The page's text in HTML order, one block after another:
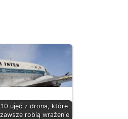
10 ujęć z drona, które
zawsze robią wrażenie